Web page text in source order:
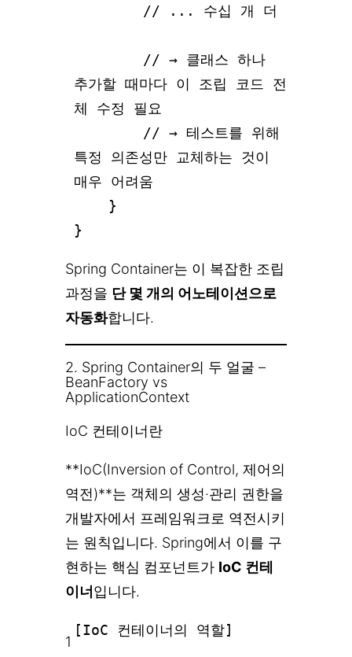
// ... 수십 개 더
// → 클래스 하나
추가할 때마다 이 조립 코드 전
체 수정 필요
// → 테스트를 위해
특정 의존성만 교체하는 것이
매우 어려움
}
}
Spring Container는 이 복잡한 조립
과정을 단 몇 개의 어노테이션으로
자동화합니다.
2. Spring Container의 두 얼굴 –
BeanFactory vs
ApplicationContext
IoC 컨테이너란
**IoC(Inversion of Control, 제어의
역전)**는 객체의 생성·관리 권한을
개발자에서 프레임워크로 역전시키
는 원칙입니다. Spring에서 이를 구
현하는 핵심 컴포넌트가 IoC 컨테
이너 입니다.
1
[IoC 컨테이너의 역할]